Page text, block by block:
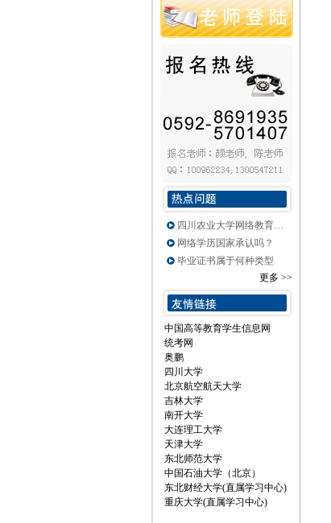
四川农业大学网络教育…
网络学历国家承认吗？
毕业证书属于何种类型
更多 >>
中国高等教育学生信息网
统考网
奥鹏
四川大学
北京航空航天大学
吉林大学
南开大学
大连理工大学
天津大学
东北师范大学
中国石油大学（北京）
东北财经大学(直属学习中心)
重庆大学(直属学习中心)